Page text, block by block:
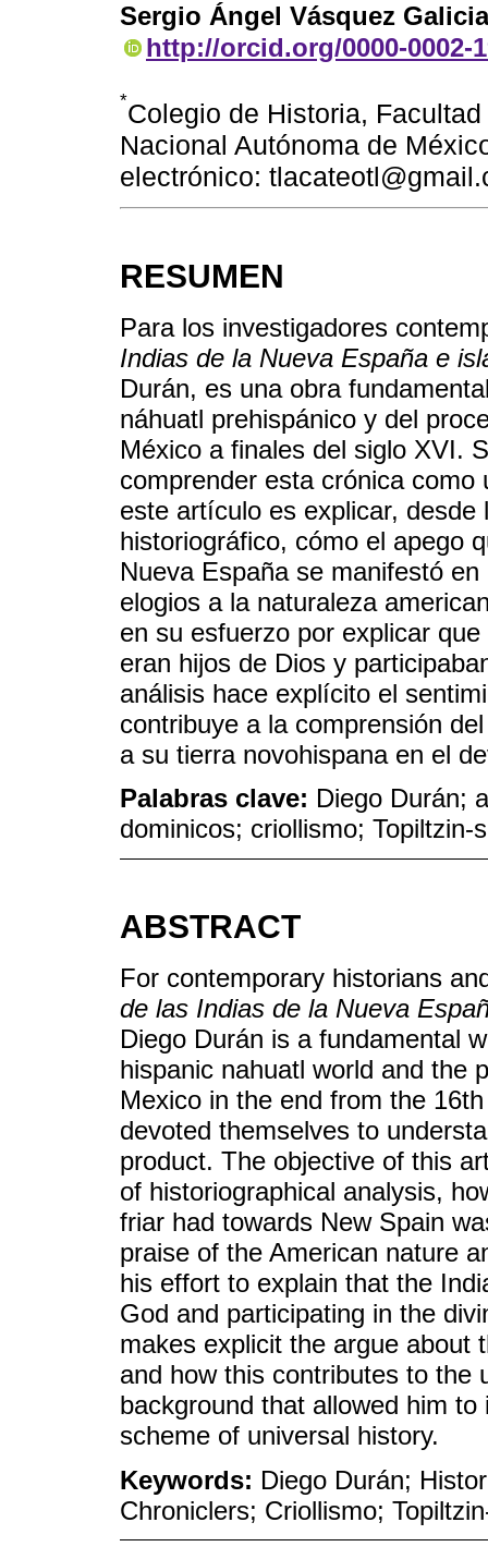
Sergio Ángel Vásquez Galicia
http://orcid.org/0000-0002-
*Colegio de Historia,
Nacional Autónoma de
electrónico:
RESUMEN
Para los investigadores
Indias de la Nueva España e
Durán, es una obra
náhuatl prehispánico y del
México a finales del siglo XVI.
comprender esta crónica
este artículo es explicar, desde
historiográfico, cómo el apego
Nueva España se manifestó
elogios a la naturaleza
en su esfuerzo por explicar
eran hijos de Dios y
análisis hace explícito el
contribuye a la comprensión
a su tierra novohispana en el
Palabras clave: Diego Durán;
dominicos; criollismo; Topiltzin-
ABSTRACT
For contemporary historians
de las Indias de la Nueva
Diego Durán is a fundamental
hispanic nahuatl world and the
Mexico in the end from the
devoted themselves to
product. The objective of this
of historiographical analysis,
friar had towards New Spain
praise of the American nature
his effort to explain that the
God and participating in the
makes explicit the argue about
and how this contributes to the
background that allowed him
scheme of universal history.
Keywords: Diego Durán;
Chroniclers; Criollismo;